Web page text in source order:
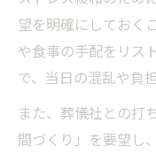
望を明確にしておく
や食事の手配をリス
で、当日の混乱や負
また、葬儀社との打
間づくり」を要望し